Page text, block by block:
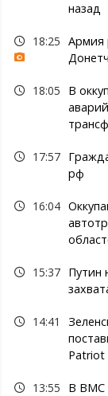
назад
18:25 Армия
18:05
В
17:57
рф
16:04
15:37
Путин
14:41
Patriot
13:55
В ВМС